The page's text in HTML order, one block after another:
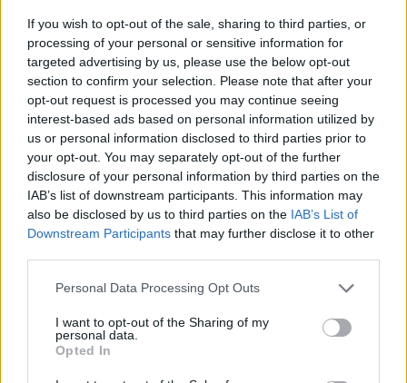
If you wish to opt-out of the sale, sharing to third parties, or
processing of your personal or sensitive information for
targeted advertising by us, please use the below opt-out
section to confirm your selection. Please note that after your
opt-out request is processed you may continue seeing
interest-based ads based on personal information utilized by
us or personal information disclosed to third parties prior to
your opt-out. You may separately opt-out of the further
disclosure of your personal information by third parties on the
IAB’s list of downstream participants. This information may
also be disclosed by us to third parties on the IAB’s List of
Downstream Participants that may further disclose it to other
Personal Data Processing Opt Outs
I want to opt-out of the Sharing of my
personal data.
Opted In
προσελκύει στρατηγικούς επενδυτές. Για εμάς ήταν
μια δικαίωση, αλλά παράλληλα ανοίγει τον δρόμο
για νέες συνέργειες. Ήδη συνομιλούμε με εταιρείες
που βλέπουν τη δυναμική αυτής της νέας
πραγματικότητας και εξετάζουν το ενδεχόμενο να
ενταχθούν κάτω από την ομπρέλα της Sanders. Η
φιλοδοξία μας είναι να χτίσουμε ένα ισχυρό δίκτυο
εταιρειών που μοιράζονται την ίδια φιλοσοφία, την
ίδια προσήλωση στην ποιότητα και το ίδιο όραμα για
τον κλάδο».
η Sanders σχεδιάζει να εντάξει στο χαρτοφυλάκιό
της εκατοντάδες νέα ακίνητα σε όλη την ελληνική